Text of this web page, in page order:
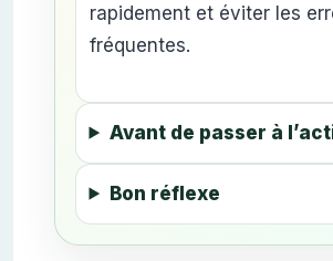
rapidement et éviter les
fréquentes.
Avant de passer à
Bon réflexe